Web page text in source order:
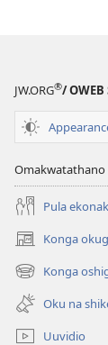
JW.ORG®/ OWEB
Pula
Konga
(patulula
epandja
epe)
Konga
(patulula
epandja
epe)
Oku na
Uuvidio